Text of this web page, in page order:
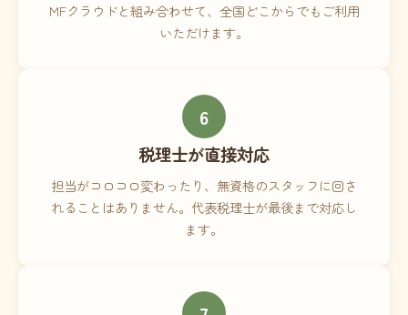
MFクラウドと組み合わせて、全国どこからでもご利用
いただけます。
6
税理士が直接対応
担当がコロコロ変わったり、無資格のスタッフに回さ
れることはありません。代表税理士が最後まで対応し
ます。